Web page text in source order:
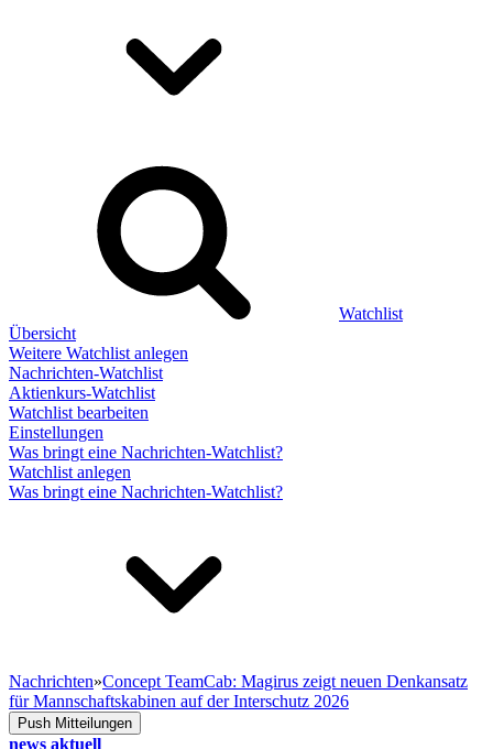
Watchlist
Übersicht
Weitere Watchlist anlegen
Nachrichten-Watchlist
Aktienkurs-Watchlist
Watchlist bearbeiten
Einstellungen
Was bringt eine Nachrichten-Watchlist?
Watchlist anlegen
Was bringt eine Nachrichten-Watchlist?
Nachrichten»Concept TeamCab: Magirus zeigt neuen Denkansatz
für Mannschaftskabinen auf der Interschutz 2026
Push Mitteilungen
news aktuell